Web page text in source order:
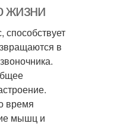
при шейном
при
жизни
в
время
мышц и